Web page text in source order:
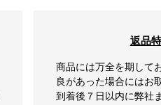
返品
商品には万全を期して
良があった場合にはお
到着後７日以内に弊社